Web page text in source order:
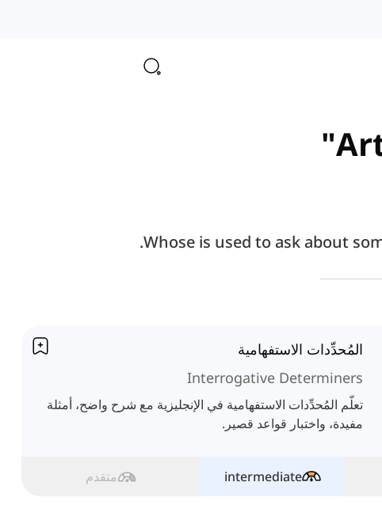
Whose is used to ask about
المُحدِّدات الاستفهامية
Interrogative Determiners
تعلّم المُحدِّدات الاستفهامية في الإنجليزية مع شرح واضح، أمثلة
مفيدة، واختبار قواعد قصير.
intermediate متقدم